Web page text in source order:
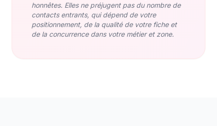
honnêtes. Elles ne préjugent pas du nombre de
contacts entrants, qui dépend de votre
positionnement, de la qualité de votre fiche et
de la concurrence dans votre métier et zone.